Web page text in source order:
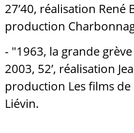
27’40, réalisation René
production
- "1963, la grande
2003, 52’, réalisation
production Les films de
Liévin.